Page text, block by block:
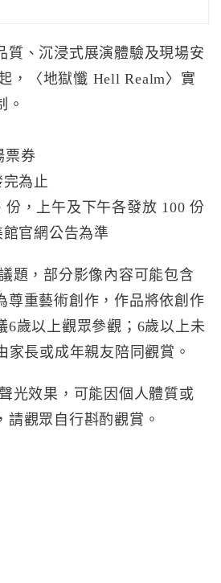
質、沉浸式展演體驗及現場安
，〈地獄懺 Hell Realm〉實
。
票券
為止
份，上午及下午各發放 100 份
官網公告為準
題，部分影像內容可能包含
尊重藝術創作，作品將依創作
6歲以上觀眾參觀；6歲以上未
家長或成年親友陪同觀賞。
光效果，可能因個人體質或
請觀眾自行斟酌觀賞。